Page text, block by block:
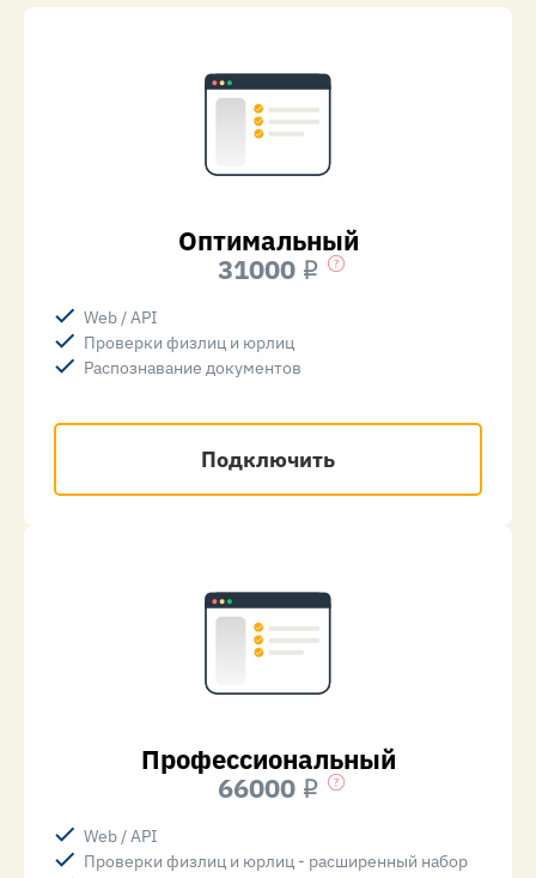
Оптимальный
31000 i
Web / API
Проверки физлиц и юрлиц
Распознавание документов
Подключить
Профессиональный
66000 i
Web / API
Проверки физлиц и юрлиц - расширенный набор